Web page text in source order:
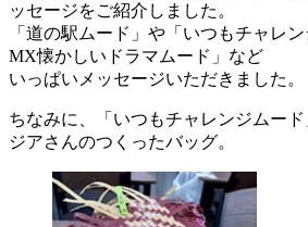
ッセージをご紹介しました。
「道の駅ムード」や「いつもチャレ
MX懐かしいドラマムード」など
いっぱいメッセージいただきました。
ちなみに、「いつもチャレンジムー
ジアさんのつくったバッグ。